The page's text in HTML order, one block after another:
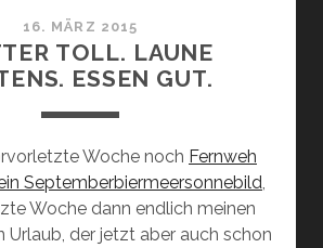
16. MÄRZ 2015
TOLL. LAUNE
ESSEN GUT.
Woche noch Fernweh
Septemberbiermeersonnebild,
Woche dann endlich meinen
Urlaub, der jetzt aber auch schon